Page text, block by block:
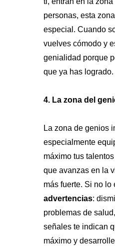
personas, esta
especial. Cuando
vuelves cómodo y
genialidad porque
que ya has logrado.
4. La zona del
La zona de genios
especialmente
máximo tus
que avanzas en la
más fuerte. Si no
advertencias:
problemas de
señales te indican
máximo y